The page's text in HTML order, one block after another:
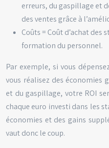
erreurs, du gaspillage et
des ventes grâce à
Coûts = Coût d’achat des
formation du personnel.
Par exemple, si vous
vous réalisez des économies
et du gaspillage, votre ROI
chaque euro investi dans les
économies et des gains
vaut donc le coup.